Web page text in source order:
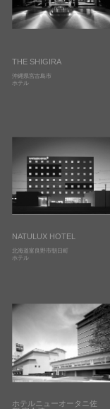
THE SHIGIRA
沖縄県宮古島市
ホテル
NATULUX HOTEL
北海道富良野市朝日町
ホテル
ホテルニューオータニ佐